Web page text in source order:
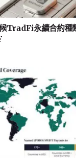
TradFi永續合約種